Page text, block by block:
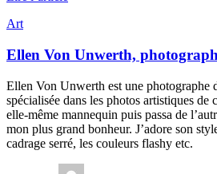
Art
Ellen Von Unwerth,
Ellen Von Unwerth est une photographe
spécialisée dans les photos artistiques
elle-même mannequin puis passa de
mon plus grand bonheur. J’adore son
cadrage serré, les couleurs flashy etc.